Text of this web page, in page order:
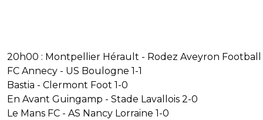
20h00 : Montpellier Hérault - Rodez Aveyron Football
FC Annecy - US Boulogne 1-1
Bastia - Clermont Foot 1-0
En Avant Guingamp - Stade Lavallois 2-0
Le Mans FC - AS Nancy Lorraine 1-0